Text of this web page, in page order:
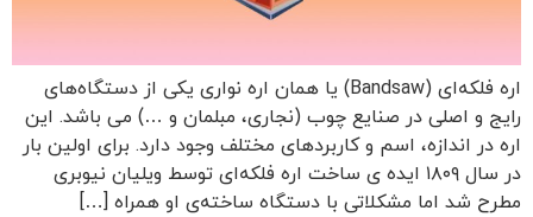
اره فلکه‌ای (Bandsaw) یا همان اره نواری یکی از دستگاه‌های
رایج و اصلی در صنایع چوب (نجاری، مبلمان و …) می باشد. این
اره در اندازه، اسم و کاربردهای مختلف وجود دارد. برای اولین بار
در سال ۱۸۰۹ ایده ی ساخت اره فلکه‌ای توسط ویلیان نیوبری
مطرح شد اما مشکلاتی با دستگاه ساخته‌ی او همراه […]